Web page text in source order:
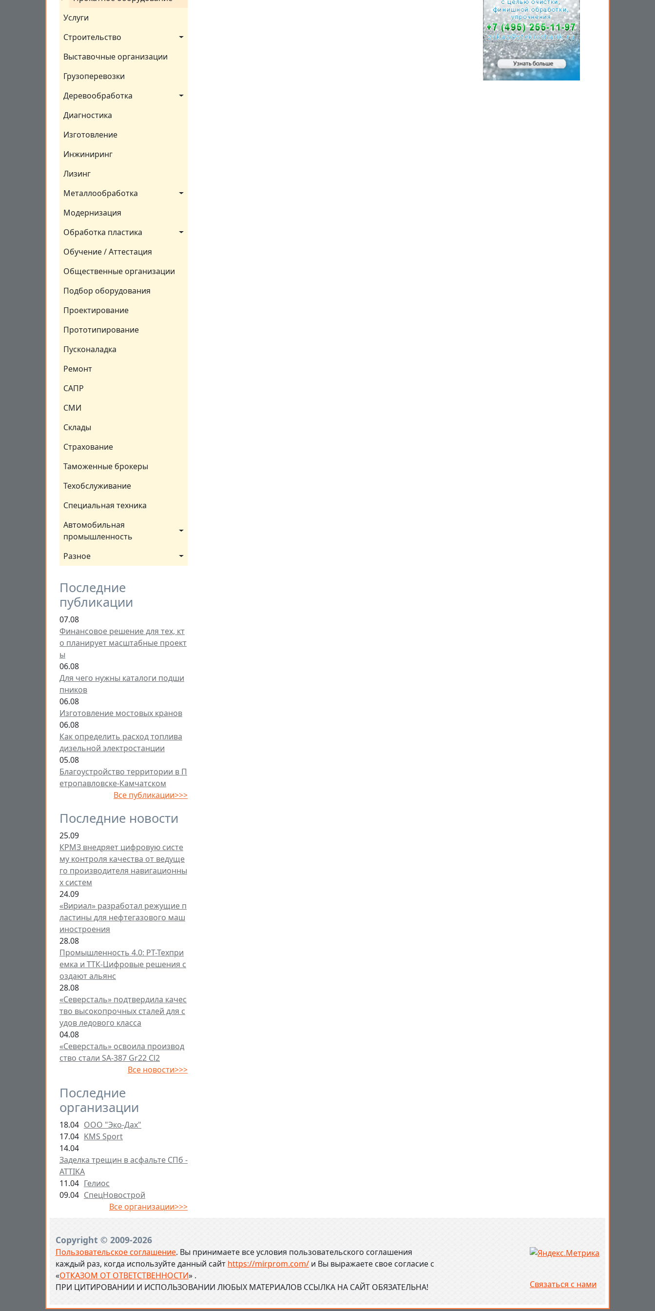
Услуги
Строительство
Выставочные организации
Грузоперевозки
Деревообработка
Диагностика
Изготовление
Инжиниринг
Лизинг
Металлообработка
Модернизация
Обработка пластика
Обучение / Аттестация
Общественные организации
Подбор оборудования
Проектирование
Прототипирование
Пусконаладка
Ремонт
САПР
СМИ
Склады
Страхование
Таможенные брокеры
Техобслуживание
Специальная техника
Автомобильная
промышленность
Разное
Последние
публикации
07.08
Финансовое решение для тех, кт
о планирует масштабные проект
ы
06.08
Для чего нужны каталоги подши
пников
06.08
Изготовление мостовых кранов
06.08
Как определить расход топлива
дизельной электростанции
05.08
Благоустройство территории в П
етропавловске-Камчатском
Все публикации>>>
Последние новости
25.09
КРМЗ внедряет цифровую систе
му контроля качества от ведуще
го производителя навигационны
х систем
24.09
«Вириал» разработал режущие п
ластины для нефтегазового маш
иностроения
28.08
Промышленность 4.0: РТ-Техпри
емка и ТТК-Цифровые решения с
оздают альянс
28.08
«Северсталь» подтвердила качес
тво высокопрочных сталей для с
удов ледового класса
04.08
«Северсталь» освоила производ
ство стали SA-387 Gr22 Cl2
Все новости>>>
Последние
организации
18.04 ООО "Эко-Дах"
17.04 KMS Sport
14.04
Заделка трещин в асфальте СПб -
ATTIKA
11.04 Гелиос
09.04 СпецНовострой
Все организации>>>
Copyright © 2009-2026
Пользовательское соглашение. Вы принимаете все условия пользовательского соглашения
каждый раз, когда используйте данный сайт https://mirprom.com/ и Вы выражаете свое согласие с
«ОТКАЗОМ ОТ ОТВЕТСТВЕННОСТИ» .
ПРИ ЦИТИРОВАНИИ И ИСПОЛЬЗОВАНИИ ЛЮБЫХ МАТЕРИАЛОВ ССЫЛКА НА САЙТ ОБЯЗАТЕЛЬНА!
Связаться с нами